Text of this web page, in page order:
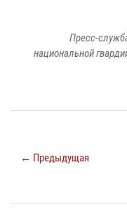
Пресс-
национальной
← Предыдущая